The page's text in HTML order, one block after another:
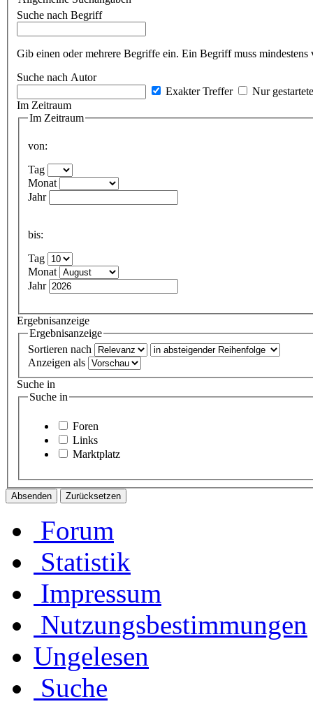
Suche nach Begriff
Gib einen oder mehrere Begriffe ein. Ein Begriff muss
Suche nach Autor
Exakter Treffer
Nur
Im Zeitraum
Im Zeitraum
von:
Tag
Monat
Jahr
bis:
Tag
Monat
Jahr
Ergebnisanzeige
Ergebnisanzeige
Sortieren nach
Anzeigen als
Suche in
Suche in
Foren
Links
Marktplatz
Forum
Statistik
Impressum
Nutzungsbestimmungen
Ungelesen
Suche